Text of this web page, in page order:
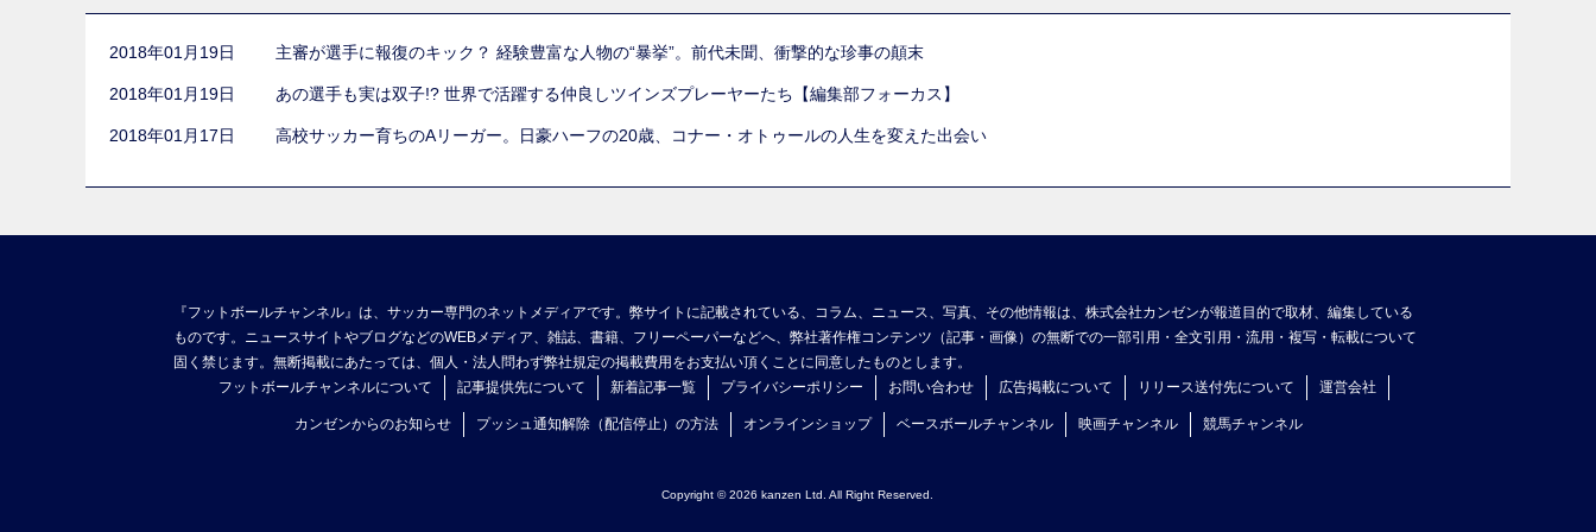
2018年01月19日 主審が選手に報復のキック？ 経験豊富な人物の“暴挙”。前代未聞、衝撃的な珍事の顛末
2018年01月19日 あの選手も実は双子!? 世界で活躍する仲良しツインズプレーヤーたち【編集部フォーカス】
2018年01月17日 高校サッカー育ちのAリーガー。日豪ハーフの20歳、コナー・オトゥールの人生を変えた出会い
『フットボールチャンネル』は、サッカー専門のネットメディアです。弊サイトに記載されている、コラム、ニュース、写真、その他情報は、株式会社カンゼンが報道目的で取材、編集している
ものです。ニュースサイトやブログなどのWEBメディア、雑誌、書籍、フリーペーパーなどへ、弊社著作権コンテンツ（記事・画像）の無断での一部引用・全文引用・流用・複写・転載について
固く禁じます。無断掲載にあたっては、個人・法人問わず弊社規定の掲載費用をお支払い頂くことに同意したものとします。
フットボールチャンネルについて
記事提供先について 新着記事一覧 プライバシーポリシー お問い合わせ 広告掲載について リリース送付先について 運営会社
カンゼンからのお知らせ プッシュ通知解除（配信停止）の方法 オンラインショップ ベースボールチャンネル 映画チャンネル 競馬チャンネル
Copyright © 2026 kanzen Ltd. All Right Reserved.